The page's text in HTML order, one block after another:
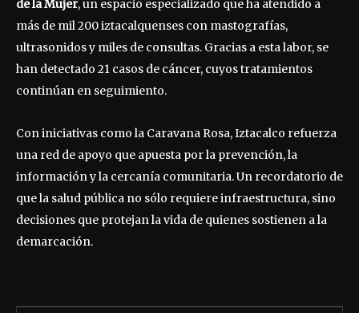
de la Mujer, un espacio especializado que ha atendido a
más de mil 200 iztacalquenses con mastografías,
ultrasonidos y miles de consultas. Gracias a esta labor, se
han detectado 21 casos de cáncer, cuyos tratamientos
continúan en seguimiento.
Con iniciativas como la Caravana Rosa, Iztacalco refuerza
una red de apoyo que apuesta por la prevención, la
información y la cercanía comunitaria. Un recordatorio de
que la salud pública no sólo requiere infraestructura, sino
decisiones que protejan la vida de quienes sostienen a la
demarcación.